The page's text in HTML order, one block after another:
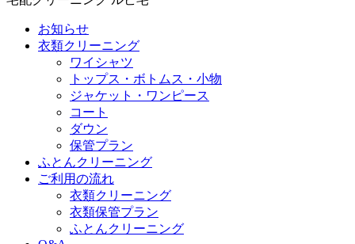
お知らせ
衣類クリーニング
ワイシャツ
トップス・ボトムス・小物
ジャケット・ワンピース
コート
ダウン
保管プラン
ふとんクリーニング
ご利用の流れ
衣類クリーニング
衣類保管プラン
ふとんクリーニング